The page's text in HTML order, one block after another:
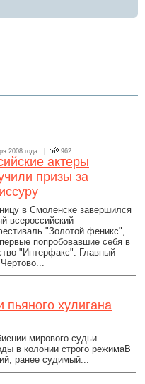
2008 года | 962
актеры
призы за
в Смоленске завершился
всероссийский
"Золотой феникс",
попробовавшие себя в
"Интерфакс". Главный
пьяного хулигана
мирового судьи
в колонии строго режимаВ
ранее судимый...